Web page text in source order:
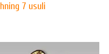
7 usuli